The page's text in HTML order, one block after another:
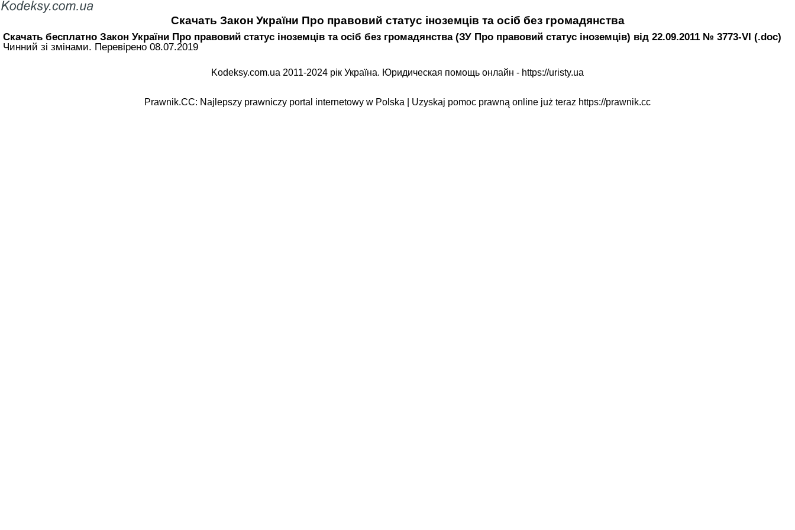
Скачать Закон України Про правовий статус іноземців та осіб без громадянства
Скачать бесплатно Закон України Про правовий статус іноземців та осіб без громадянства (ЗУ Про правовий статус іноземців) від 22.09.2011 № 3773-VI (.doc)
Чинний зі змінами. Перевірено 08.07.2019
Kodeksy.com.ua 2011-2024 рік Україна. Юридическая помощь онлайн - https://uristy.ua
Prawnik.CC: Najlepszy prawniczy portal internetowy w Polska | Uzyskaj pomoc prawną online już teraz https://prawnik.cc